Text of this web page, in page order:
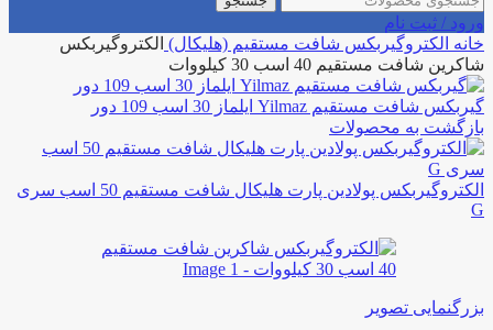
ورود / ثبت نام
خانه الکتروگیربکس شافت مستقیم (هلیکال) الکتروگیربکس
شاکرین شافت مستقیم 40 اسب 30 کیلووات
گیربکس شافت مستقیم Yilmaz ایلماز 30 اسب 109 دور
بازگشت به محصولات
الکتروگیربکس پولادین پارت هلیکال شافت مستقیم 50 اسب سری
G
بزرگنمایی تصویر